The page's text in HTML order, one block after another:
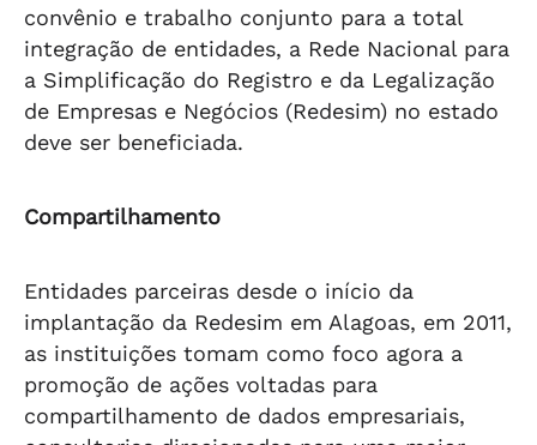
convênio e trabalho conjunto para a total
integração de entidades, a Rede Nacional para
a Simplificação do Registro e da Legalização
de Empresas e Negócios (Redesim) no estado
deve ser beneficiada.
Compartilhamento
Entidades parceiras desde o início da
implantação da Redesim em Alagoas, em 2011,
as instituições tomam como foco agora a
promoção de ações voltadas para
compartilhamento de dados empresariais,